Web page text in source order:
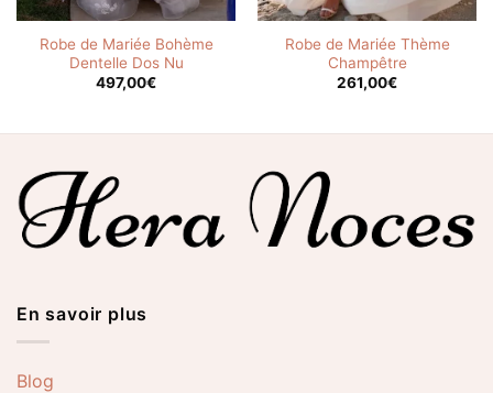
Robe de Mariée Bohème
Dentelle Dos Nu
497,00€
Robe de Mariée Thème
Champêtre
261,00€
En savoir plus
Blog